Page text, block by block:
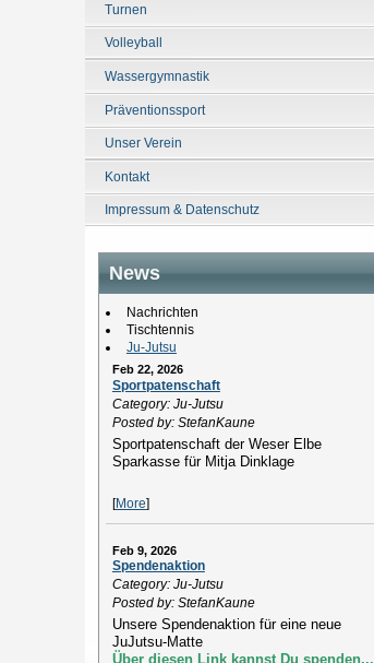
Turnen
Volleyball
Wassergymnastik
Präventionssport
Unser Verein
Kontakt
Impressum & Datenschutz
News
Nachrichten
Tischtennis
Ju-Jutsu
Feb 22, 2026
Sportpatenschaft
Category: Ju-Jutsu
Posted by: StefanKaune
Sportpatenschaft der Weser Elbe
Sparkasse für Mitja Dinklage
[More]
Feb 9, 2026
Spendenaktion
Category: Ju-Jutsu
Posted by: StefanKaune
Unsere Spendenaktion für eine neue
JuJutsu-Matte
Über diesen Link kannst Du spenden...